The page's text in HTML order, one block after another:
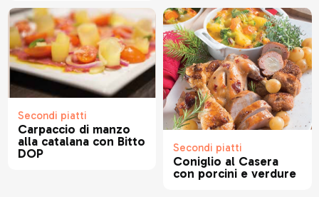
Secondi piatti
Carpaccio di manzo
alla catalana con Bitto
DOP
Secondi piatti
Coniglio al Casera
con porcini e verdure